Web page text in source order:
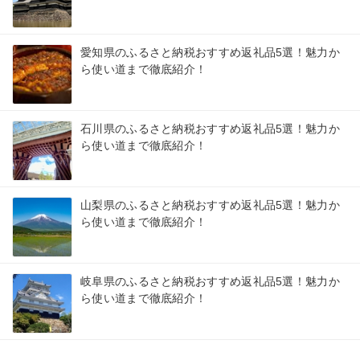
愛知県のふるさと納税おすすめ返礼品5選！魅力か
ら使い道まで徹底紹介！
石川県のふるさと納税おすすめ返礼品5選！魅力か
ら使い道まで徹底紹介！
山梨県のふるさと納税おすすめ返礼品5選！魅力か
ら使い道まで徹底紹介！
岐阜県のふるさと納税おすすめ返礼品5選！魅力か
ら使い道まで徹底紹介！